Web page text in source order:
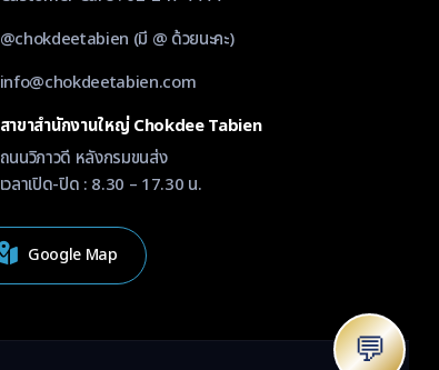
@chokdeetabien (มี @ ด้วยนะคะ)
info@chokdeetabien.com
สาขาสำนักงานใหญ่ Chokdee Tabien
ถนนวิภาวดี หลังกรมขนส่ง
เวลาเปิด-ปิด : 8.30 – 17.30 น.
Google Map
💬